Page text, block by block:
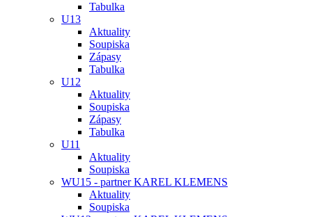
Tabulka
U13
Aktuality
Soupiska
Zápasy
Tabulka
U12
Aktuality
Soupiska
Zápasy
Tabulka
U11
Aktuality
Soupiska
WU15 - partner KAREL KLEMENS
Aktuality
Soupiska